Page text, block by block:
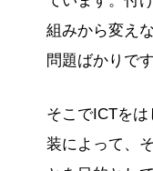
組みから変え
問題ばかりです
そこでICTを
装によって、